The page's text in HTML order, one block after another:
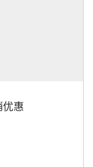
优惠